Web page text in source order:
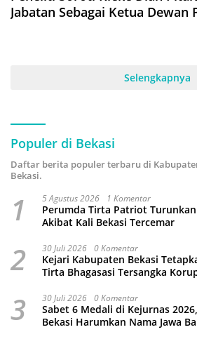
Jabatan Sebagai Ketua Dewan
Selengkapnya
Populer di Bekasi
Daftar berita populer terbaru di
Bekasi.
1 5 Agustus 2026 1 Komentar
Perumda Tirta Patriot
Akibat Kali Bekasi Tercemar
2 30 Juli 2026 0 Komentar
Kejari Kabupaten Bekasi
Tirta Bhagasasi Tersangka
3 30 Juli 2026 0 Komentar
Sabet 6 Medali di Kejurnas
Bekasi Harumkan Nama Jawa